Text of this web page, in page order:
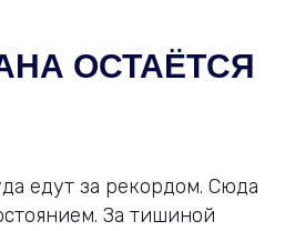
ОСТАЁТСЯ
едут за рекордом. Сюда
За тишиной